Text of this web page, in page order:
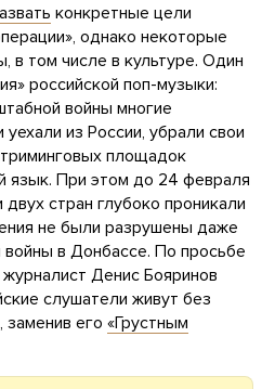
конкретные цели
однако некоторые
в том числе в культуре. Один
российской поп-музыки:
войны многие
из России, убрали свои
площадок
язык. При этом до 24 февраля
стран глубоко проникали
не были разрушены даже
в Донбассе. По просьбе
Денис Бояринов
слушатели живут без
заменив его «Грустным